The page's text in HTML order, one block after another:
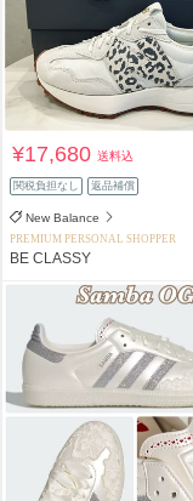
¥17,680送料込
関税負担なし 返品補償
New Balance
PREMIUM PERSONAL SHOPPER
BE CLASSY